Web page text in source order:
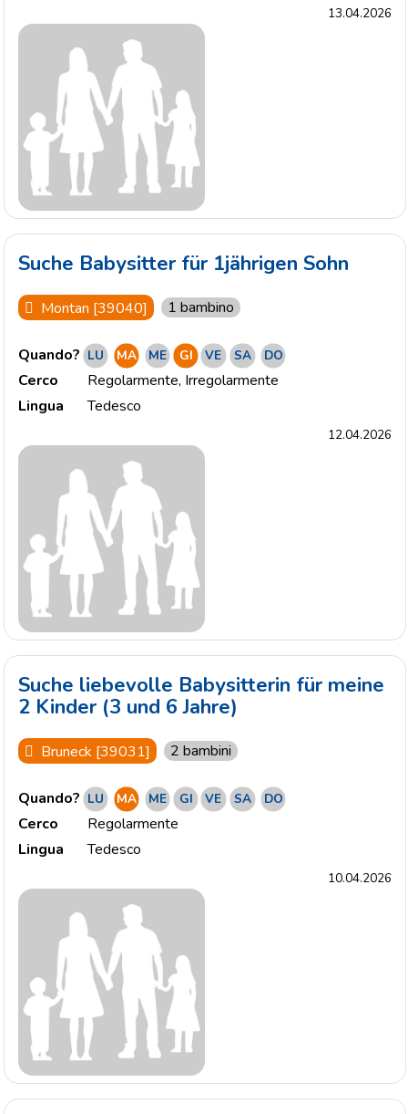
13.04.2026
Suche Babysitter für 1jährigen Sohn
Montan [39040] 1 bambino
Quando? LU MA ME GI VE SA DO
Cerco Regolarmente, Irregolarmente
Lingua
Tedesco
12.04.2026
Suche liebevolle Babysitterin für meine
2 Kinder (3 und 6 Jahre)
Bruneck [39031] 2 bambini
Quando? LU MA ME GI VE SA DO
Cerco
Regolarmente
Lingua
Tedesco
10.04.2026